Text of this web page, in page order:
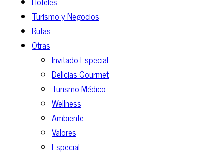
Turismo y Negocios
Rutas
Otras
Invitado Especial
Delicias Gourmet
Turismo Médico
Wellness
Ambiente
Valores
Especial